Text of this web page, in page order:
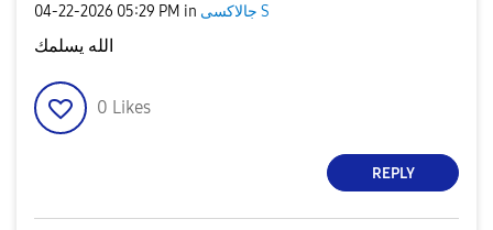
‎04-22-2026 05:29 PM in جالاكسى S
الله يسلمك
0 Likes
REPLY